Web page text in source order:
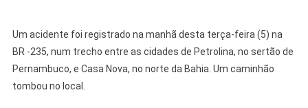
Um acidente foi registrado na manhã desta terça-feira (5) na
BR -235, num trecho entre as cidades de Petrolina, no sertão de
Pernambuco, e Casa Nova, no norte da Bahia. Um caminhão
tombou no local.